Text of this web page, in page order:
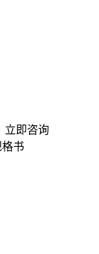
立即咨询
书